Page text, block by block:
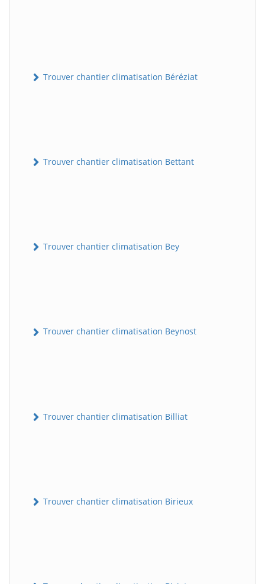
Trouver chantier climatisation Béréziat
Trouver chantier climatisation Bettant
Trouver chantier climatisation Bey
Trouver chantier climatisation Beynost
Trouver chantier climatisation Billiat
Trouver chantier climatisation Birieux